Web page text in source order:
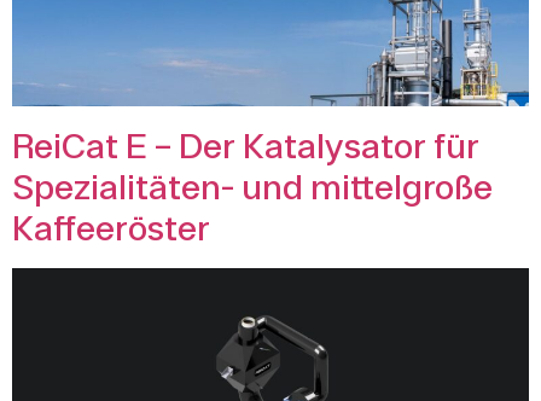
ReiCat E – Der Katalysator für
Spezialitäten- und mittelgroße
Kaffeeröster